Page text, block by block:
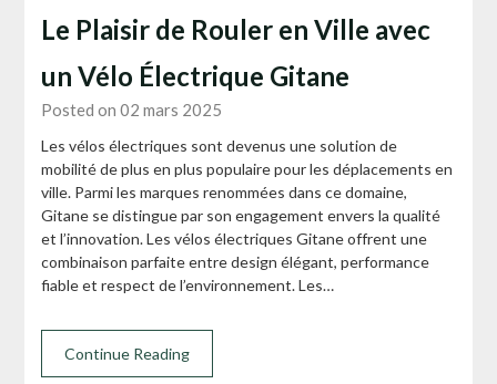
Le Plaisir de Rouler en Ville avec
un Vélo Électrique Gitane
Posted on 02 mars 2025
Les vélos électriques sont devenus une solution de
mobilité de plus en plus populaire pour les déplacements en
ville. Parmi les marques renommées dans ce domaine,
Gitane se distingue par son engagement envers la qualité
et l’innovation. Les vélos électriques Gitane offrent une
combinaison parfaite entre design élégant, performance
fiable et respect de l’environnement. Les…
Continue Reading